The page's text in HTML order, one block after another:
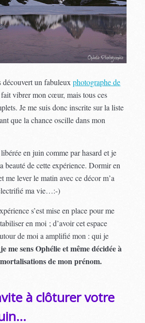
découvert un fabuleuxphotographe de
vibrer mon cœur, mais tous ces
Je me suis donc inscrite sur la liste
que la chance oscille dans mon
libérée en juin comme par hasard et je
beauté de cette expérience. Dormir en
me lever le matin avec ce décor m’a
ma vie…:-)
s’est mise en place pour me
en moi ; d’avoir cet espace
de moi a amplifié mon : qui je
me sens Ophélie et même décidée à
de mon prénom.
à clôturer votre